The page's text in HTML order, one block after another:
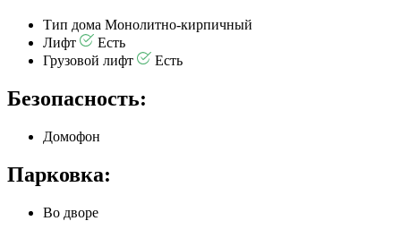
Тип дома Монолитно-кирпичный
Лифт
Есть
Грузовой лифт
Есть
Безопасность:
Домофон
Парковка:
Во дворе